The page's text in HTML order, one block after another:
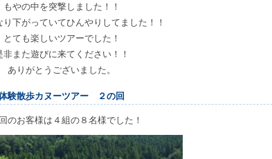
もやの中を突撃しました！！
下がっていてひんやりしてました！！
とても楽しいツアーでした！
非また遊びに来てください！！
ありがとうございました。
験散歩カヌーツアー ２の回
のお客様は４組の８名様でした！